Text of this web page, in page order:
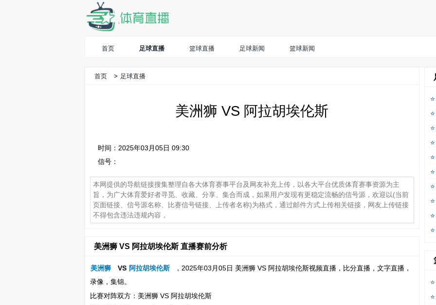
首页 足球直播 篮球直播 足球新闻 篮球新闻
首页 > 足球直播
美洲狮 VS 阿拉胡埃伦斯
时间：2025年03月05日 09:30
信号：
本网提供的导航链接搜集整理自各大体育赛事平台及网友补充上传，以各大平台优质体育赛事资源为主
旨，为广大体育爱好者寻觅、收藏、分享、集合而成，如果用户发现有更稳定流畅的信号源，欢迎以(当前
页面链接、信号源名称、比赛信号链接、上传者名称)为格式，通过邮件方式上传相关链接，网友上传链接
不得包含违法违规内容，
美洲狮 VS 阿拉胡埃伦斯 直播赛前分析
美洲狮 VS 阿拉胡埃伦斯
，2025年03月05日 美洲狮 VS 阿拉胡埃伦斯视频直播，比分直播，文字直播，
录像，集锦。
比赛对阵双方：美洲狮 VS 阿拉胡埃伦斯